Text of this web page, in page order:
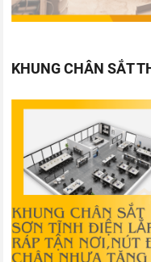
KHUNG CHÂN SẮT